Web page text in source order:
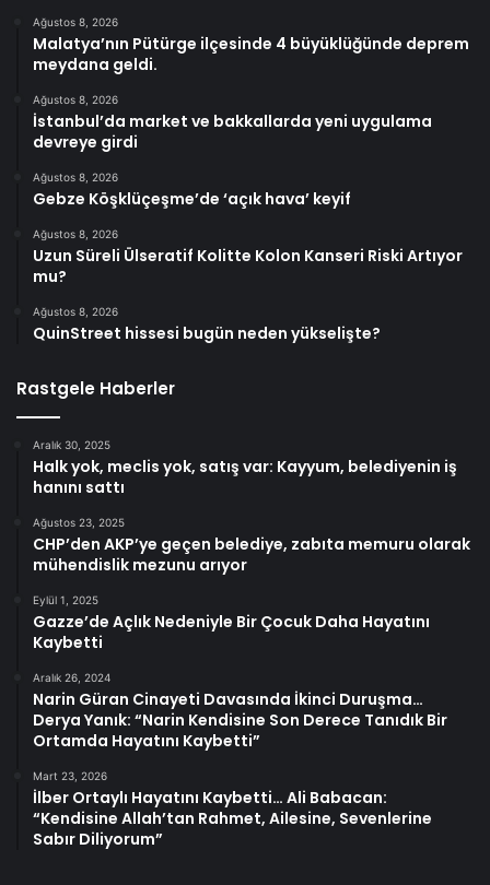
Ağustos 8, 2026
Malatya’nın Pütürge ilçesinde 4 büyüklüğünde deprem
meydana geldi.
Ağustos 8, 2026
İstanbul’da market ve bakkallarda yeni uygulama
devreye girdi
Ağustos 8, 2026
Gebze Köşklüçeşme’de ‘açık hava’ keyif
Ağustos 8, 2026
Uzun Süreli Ülseratif Kolitte Kolon Kanseri Riski Artıyor
mu?
Ağustos 8, 2026
QuinStreet hissesi bugün neden yükselişte?
Rastgele Haberler
Aralık 30, 2025
Halk yok, meclis yok, satış var: Kayyum, belediyenin iş
hanını sattı
Ağustos 23, 2025
CHP’den AKP’ye geçen belediye, zabıta memuru olarak
mühendislik mezunu arıyor
Eylül 1, 2025
Gazze’de Açlık Nedeniyle Bir Çocuk Daha Hayatını
Kaybetti
Aralık 26, 2024
Narin Güran Cinayeti Davasında İkinci Duruşma…
Derya Yanık: “Narin Kendisine Son Derece Tanıdık Bir
Ortamda Hayatını Kaybetti”
Mart 23, 2026
İlber Ortaylı Hayatını Kaybetti… Ali Babacan:
“Kendisine Allah’tan Rahmet, Ailesine, Sevenlerine
Sabır Diliyorum”